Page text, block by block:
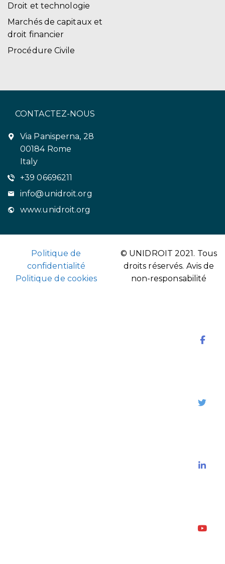
Droit et technologie
Marchés de capitaux et
droit financier
Procédure Civile
CONTACTEZ-NOUS
Via Panisperna, 28
00184 Rome
Italy
+39 06696211
info@unidroit.org
www.unidroit.org
Politique de
confidentialité
Politique de cookies
© UNIDROIT 2021. Tous
droits réservés. Avis de
non-responsabilité